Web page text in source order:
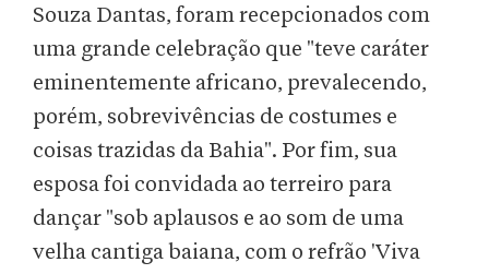
Souza Dantas, foram recepcionados com
uma grande celebração que "teve caráter
eminentemente africano, prevalecendo,
porém, sobrevivências de costumes e
coisas trazidas da Bahia". Por fim, sua
esposa foi convidada ao terreiro para
dançar "sob aplausos e ao som de uma
velha cantiga baiana, com o refrão 'Viva